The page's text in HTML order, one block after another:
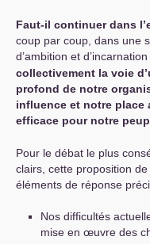
Faut-il continuer dans
coup par coup, dans une
d’ambition et d’incarnation
collectivement la voie
profond de notre
influence et notre place
efficace pour notre
Pour le débat le plus
clairs, cette proposition
éléments de réponse
Nos difficultés
mise en œuvre des